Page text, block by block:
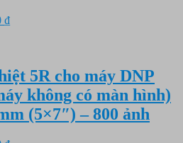
₫Giá
3.350.000 ₫.
5R cho máy DNP
không có màn hình)
(5×7″) – 800 ảnh